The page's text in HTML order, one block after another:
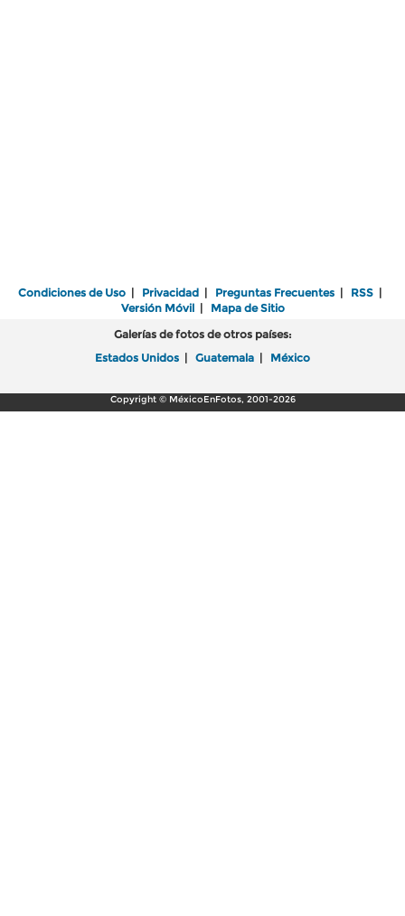
Condiciones de Uso | Privacidad | Preguntas Frecuentes | RSS |
Versión Móvil| Mapa de Sitio
Galerías de fotos de otros países:
Estados Unidos | Guatemala | México
Copyright © MéxicoEnFotos, 2001-2026